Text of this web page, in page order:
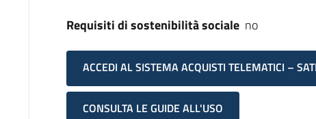
Requisiti di sostenibilità sociale no
ACCEDI AL SISTEMA ACQUISTI TELEMATICI –
CONSULTA LE GUIDE ALL'USO